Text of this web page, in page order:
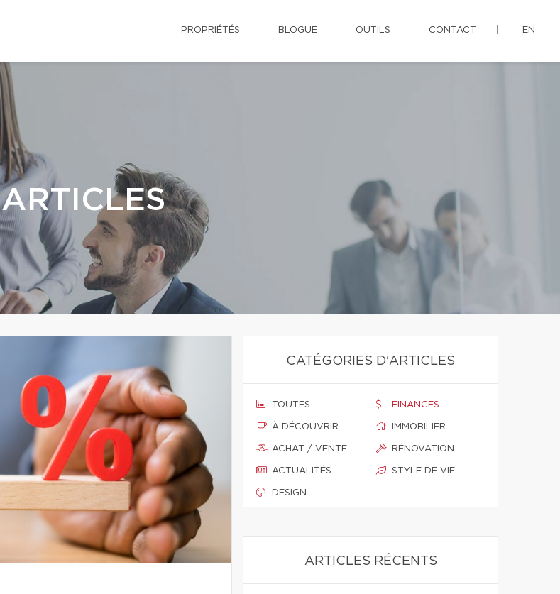
PROPRIÉTÉS BLOGUE OUTILS CONTACT EN
ARTICLES
CATÉGORIES D'ARTICLES
TOUTES
À DÉCOUVRIR
ACHAT / VENTE
ACTUALITÉS
DESIGN
FINANCES
IMMOBILIER
RÉNOVATION
STYLE DE VIE
ARTICLES RÉCENTS